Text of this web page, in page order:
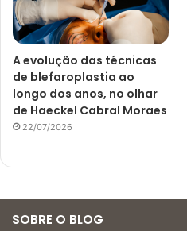
A evolução das técnicas
de blefaroplastia ao
longo dos anos, no olhar
de Haeckel Cabral Moraes
22/07/2026
SOBRE O BLOG